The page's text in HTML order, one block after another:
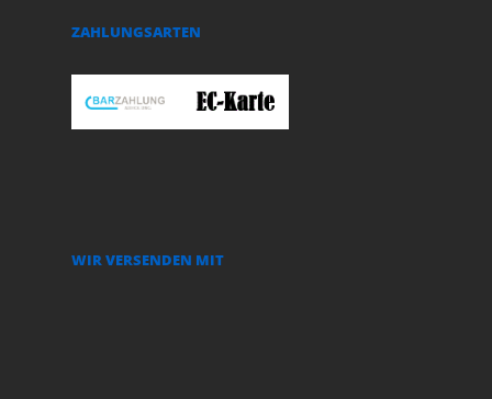
ZAHLUNGSARTEN
WIR VERSENDEN MIT